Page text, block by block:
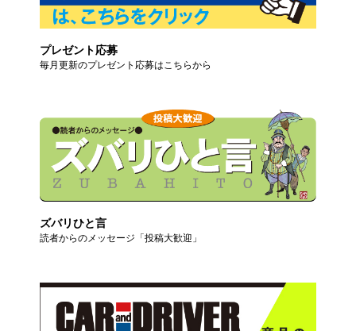
プレゼント応募
毎月更新のプレゼント応募はこちらから
ズバリひと言
読者からのメッセージ「投稿大歓迎」